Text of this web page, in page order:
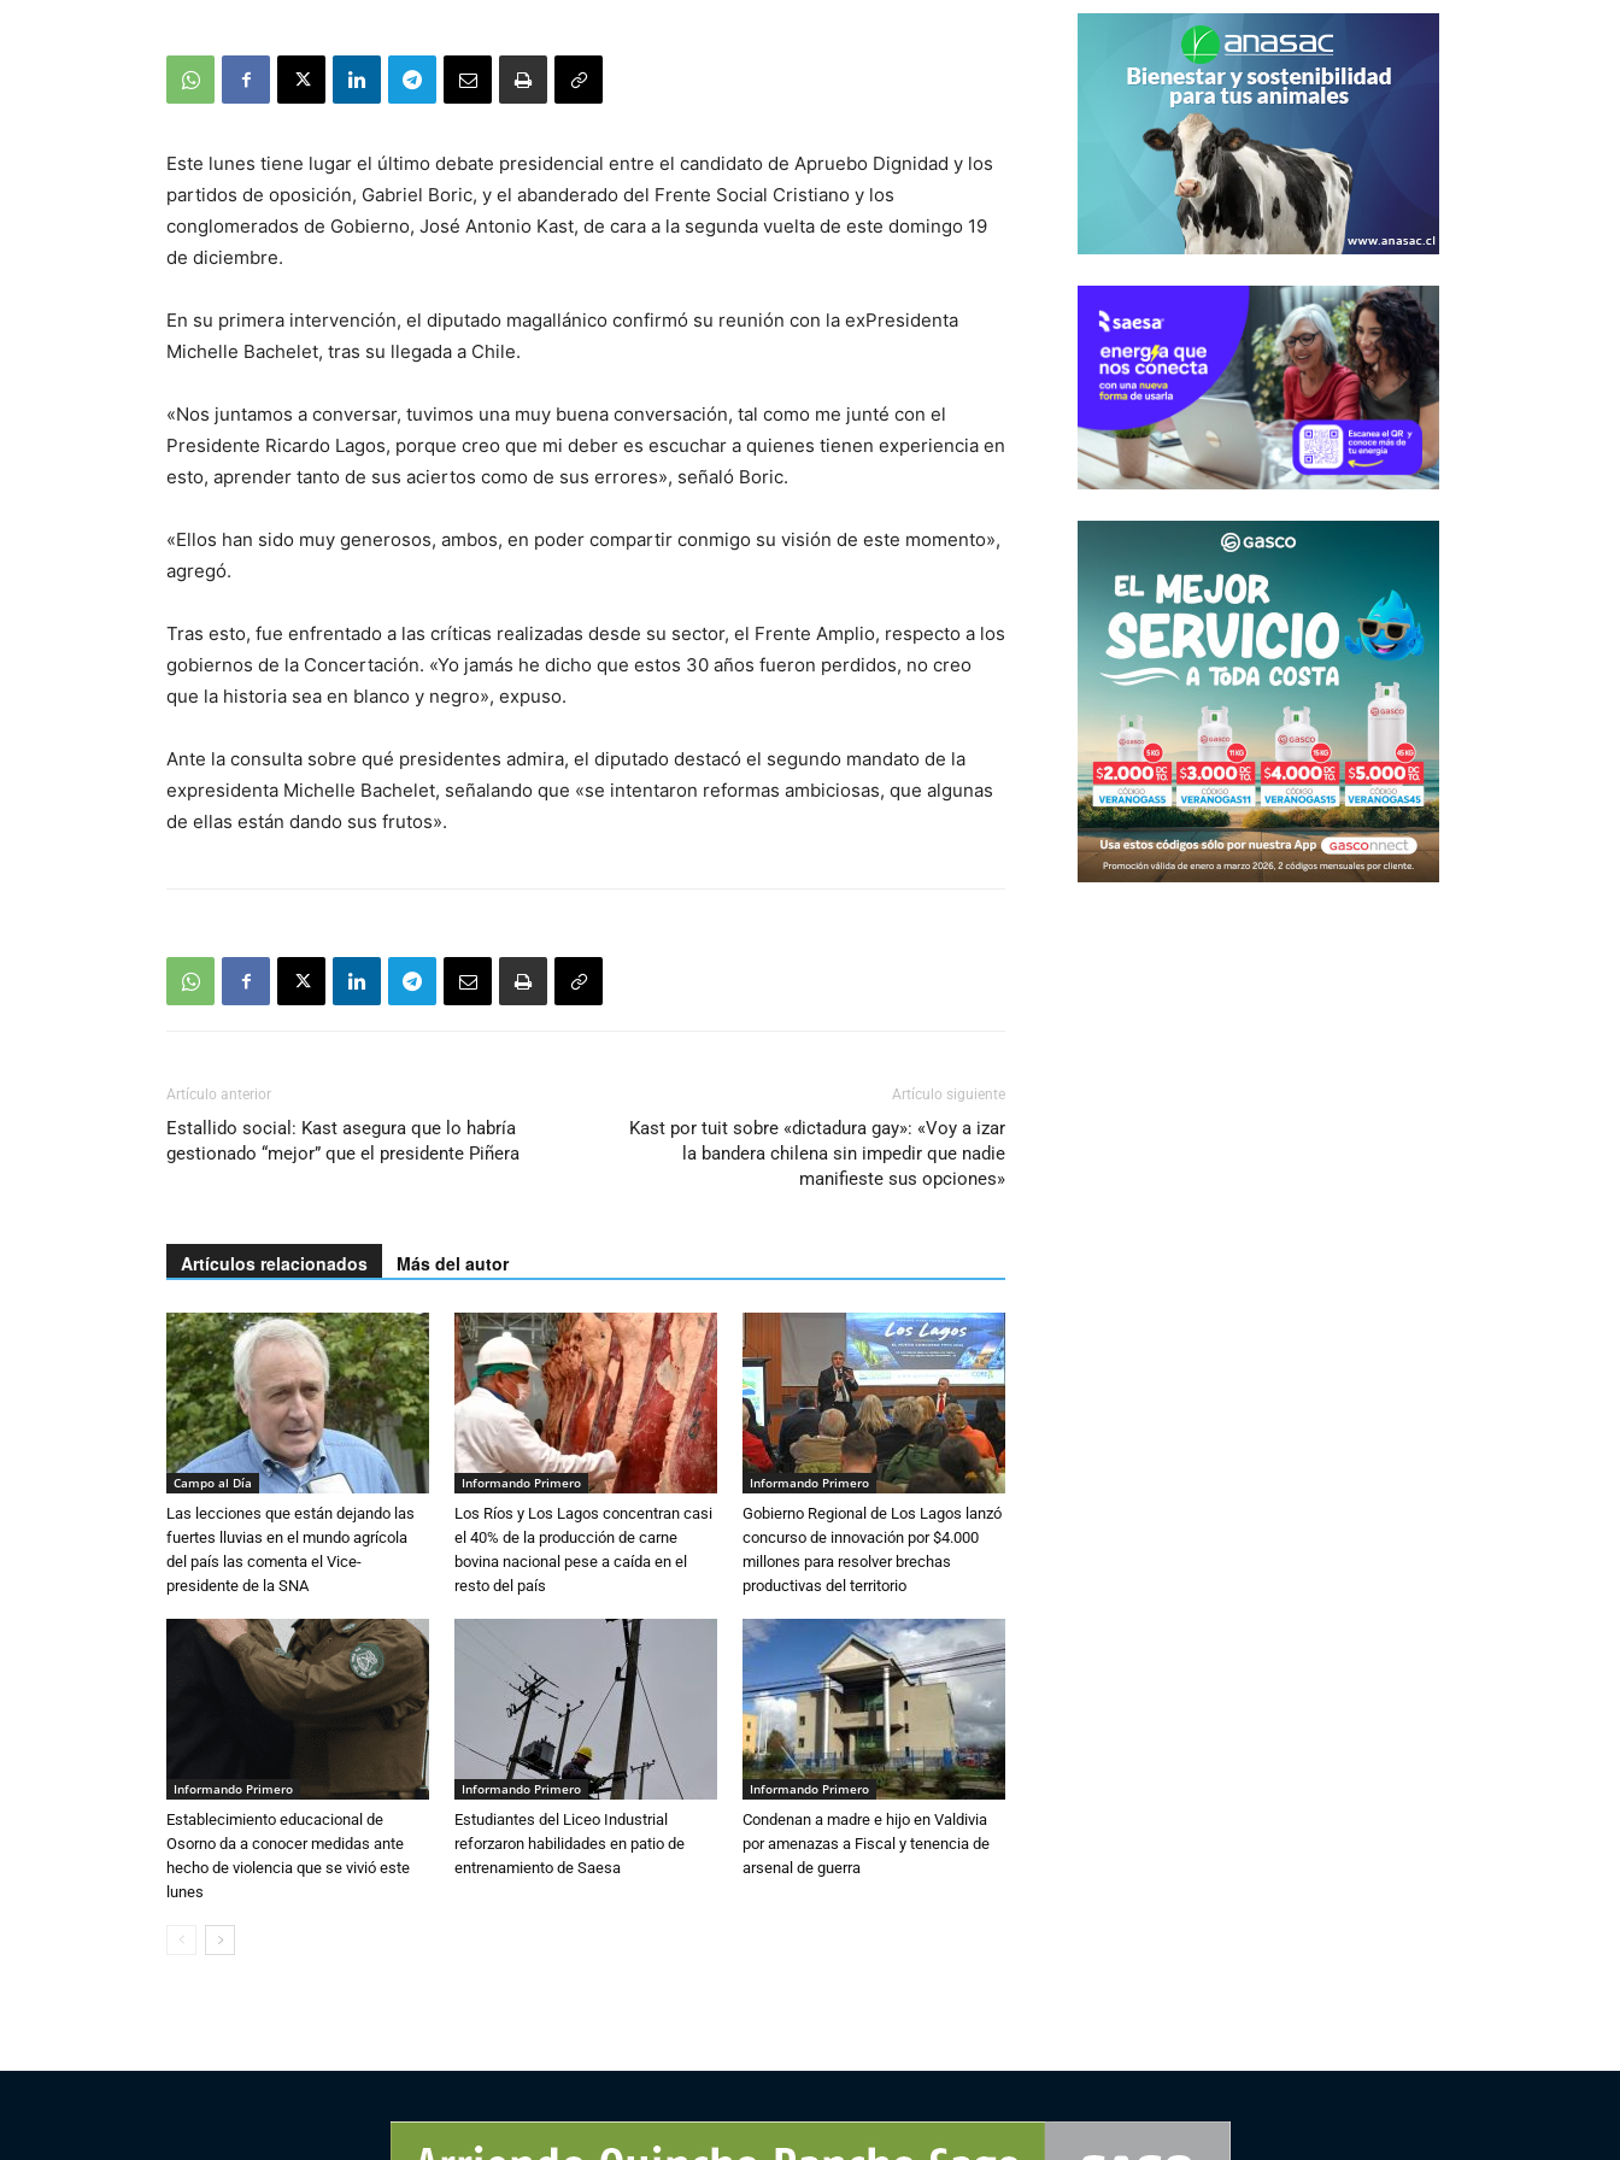
Este lunes tiene lugar el último debate presidencial entre el candidato de Apruebo Dignidad y los
partidos de oposición, Gabriel Boric, y el abanderado del Frente Social Cristiano y los
conglomerados de Gobierno, José Antonio Kast, de cara a la segunda vuelta de este domingo 19
de diciembre.
En su primera intervención, el diputado magallánico confirmó su reunión con la exPresidenta
Michelle Bachelet, tras su llegada a Chile.
«Nos juntamos a conversar, tuvimos una muy buena conversación, tal como me junté con el
Presidente Ricardo Lagos, porque creo que mi deber es escuchar a quienes tienen experiencia en
esto, aprender tanto de sus aciertos como de sus errores», señaló Boric.
«Ellos han sido muy generosos, ambos, en poder compartir conmigo su visión de este momento»,
agregó.
Tras esto, fue enfrentado a las críticas realizadas desde su sector, el Frente Amplio, respecto a los
gobiernos de la Concertación. «Yo jamás he dicho que estos 30 años fueron perdidos, no creo
que la historia sea en blanco y negro», expuso.
Ante la consulta sobre qué presidentes admira, el diputado destacó el segundo mandato de la
expresidenta Michelle Bachelet, señalando que «se intentaron reformas ambiciosas, que algunas
de ellas están dando sus frutos».
Artículo anterior
Estallido social: Kast asegura que lo habría
gestionado “mejor” que el presidente Piñera
Artículo siguiente
Kast por tuit sobre «dictadura gay»: «Voy a izar
la bandera chilena sin impedir que nadie
manifieste sus opciones»
Artículos relacionados Más del autor
Campo al Día
Las lecciones que están dejando las
fuertes lluvias en el mundo agrícola
del país las comenta el Vice-
presidente de la SNA
Informando Primero
Los Ríos y Los Lagos concentran casi
el 40% de la producción de carne
bovina nacional pese a caída en el
resto del país
Informando Primero
Gobierno Regional de Los Lagos lanzó
concurso de innovación por $4.000
millones para resolver brechas
productivas del territorio
Informando Primero
Establecimiento educacional de
Osorno da a conocer medidas ante
hecho de violencia que se vivió este
lunes
Informando Primero
Estudiantes del Liceo Industrial
reforzaron habilidades en patio de
entrenamiento de Saesa
Informando Primero
Condenan a madre e hijo en Valdivia
por amenazas a Fiscal y tenencia de
arsenal de guerra